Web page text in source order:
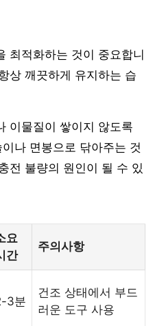
최적화하는 것이 중요합니
상 깨끗하게 유지하는 습
이물질이 쌓이지 않도록
나 면봉으로 닦아주는 것
전 불량의 원인이 될 수 있
요
간
주의사항
3분
건조 상태에서 부드
러운 도구 사용